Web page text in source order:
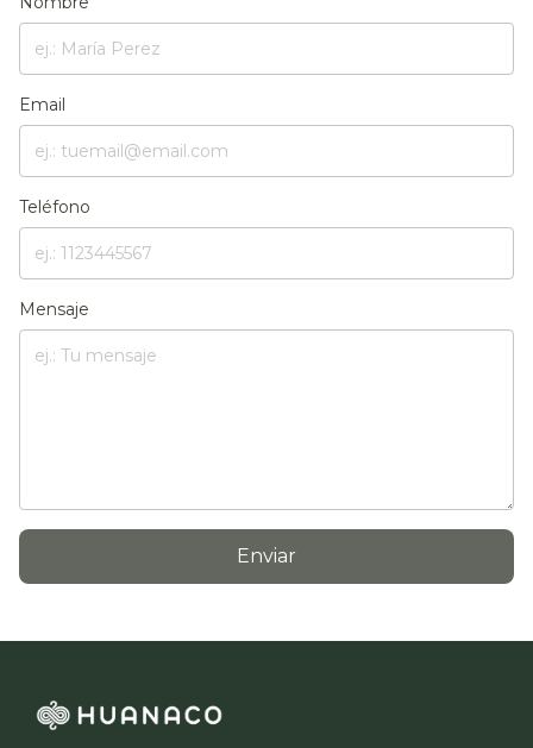
Email
Teléfono
Mensaje
Enviar